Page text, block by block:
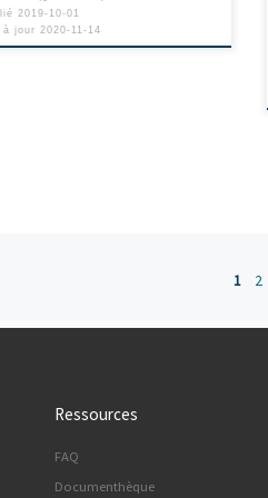
2019-10-01
à jour 2020-11-14
1 2
Ressources
FAQ
Documenthèque